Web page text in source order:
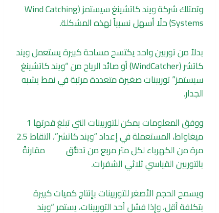
وتمتلك شركة ويند كاتشينغ سيستمز (Wind Catching
Systems) حلًا أسهل نسبياً لهذه المشكلة.
بدلاً من توربين واحد يكتسح مساحة كبيرة يستعمل ويند
كاتشر (WindCatcher) أو صائد الرياح من “ويند كاتشينغ
سيستمز” توربينات صغيرة متعددة مرتبة في نمط يشبه
الجدار.
ووفق المعلومات يمكن للتوربينات التي تبلغ قدرتها 1
ميغاواط، المستعملة في إعداد “ويند كاتشر”، التقاط 2.5
مرة من الكهرباء لكل متر مربع من تدفُّق
مقارنةً
بالتوربين القياسي ثلاثي الشفرات.
ويسمح الحجم الأصغر للتوربينات بإنتاج كميات كبيرة
بتكلفة أقل، وإذا فشل أحد التوربينات، يستمر “ويند